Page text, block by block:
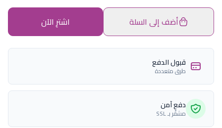
أضف إلى السلة اشترِ الآن
قبول الدفع
طرق متعددة
دفع آمن
مشفّر بـ SSL